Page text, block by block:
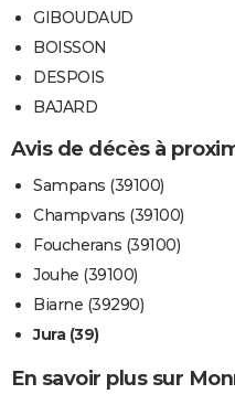
GIBOUDAUD
BOISSON
DESPOIS
BAJARD
Avis de décès à
Sampans (39100)
Champvans (39100)
Foucherans (39100)
Jouhe (39100)
Biarne (39290)
Jura (39)
En savoir plus sur